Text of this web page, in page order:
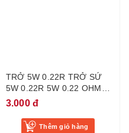
TRỞ 5W 0.22R TRỞ SỨ
5W 0.22R 5W 0.22 OHM
LOẠI TỐT
3.000 đ
Thêm giỏ hàng